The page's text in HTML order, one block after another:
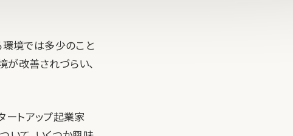
環境では多少のこと
が改善されづらい、
ートアップ起業家